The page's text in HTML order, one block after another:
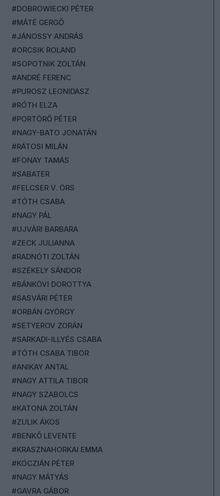
#DOBROWIECKI PÉTER
#MÁTÉ GERGŐ
#JÁNOSSY ANDRÁS
#ORCSIK ROLAND
#SOPOTNIK ZOLTÁN
#ANDRÉ FERENC
#PUROSZ LEONIDASZ
#RÓTH ELZA
#PORTÖRŐ PÉTER
#NAGY-BATO JONATÁN
#RÁTOSI MILÁN
#FONAY TAMÁS
#SABATER
#FELCSER V. ÖRS
#TÓTH CSABA
#NAGY PÁL
#UJVÁRI BARBARA
#ZECK JULIANNA
#RADNÓTI ZOLTÁN
#SZÉKELY SÁNDOR
#BÁNKÖVI DOROTTYA
#SASVÁRI PÉTER
#ORBÁN GYÖRGY
#SETYEROV ZORÁN
#SARKADI-ILLYÉS CSABA
#TÓTH CSABA TIBOR
#ANIKAY ANTAL
#NAGY ATTILA TIBOR
#NAGY SZABOLCS
#KATONA ZOLTÁN
#ZULIK ÁKOS
#BENKŐ LEVENTE
#KRASZNAHORKAI EMMA
#KÓCZIÁN PÉTER
#NAGY MÁTYÁS
#GAVRA GÁBOR